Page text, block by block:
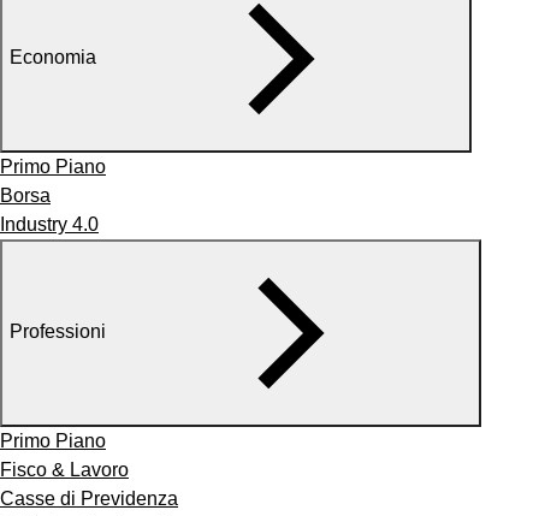
Economia
Primo Piano
Borsa
Industry 4.0
Professioni
Primo Piano
Fisco & Lavoro
Casse di Previdenza